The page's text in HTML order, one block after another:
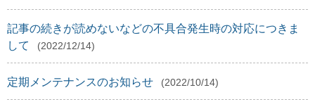
記事の続きが読めないなどの不具合発生時の対応につきま
して
(2022/12/14)
定期メンテナンスのお知らせ (2022/10/14)